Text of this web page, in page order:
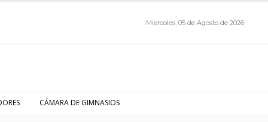
Miercoles, 05 de Agosto de 2026
CÁMARA DE GIMNASIOS